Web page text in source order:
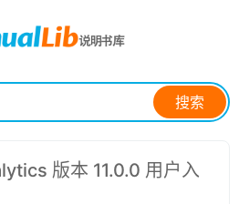
搜索
版本 11.0.0 用户入